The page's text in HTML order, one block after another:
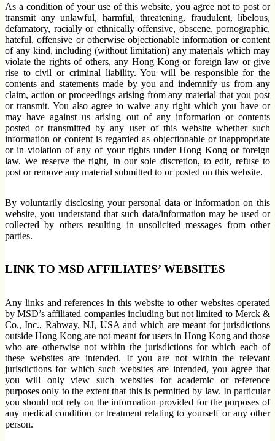
As a condition of your use of this website, you agree not to post or
transmit any unlawful, harmful, threatening, fraudulent, libelous,
defamatory, racially or ethnically offensive, obscene, pornographic,
hateful, offensive or otherwise objectionable information or content
of any kind, including (without limitation) any materials which may
violate the rights of others, any Hong Kong or foreign law or give
rise to civil or criminal liability. You will be responsible for the
contents and statements made by you and indemnify us from any
claim, action or proceedings arising from any material that you post
or transmit. You also agree to waive any right which you have or
may have against us arising out of any information or contents
posted or transmitted by any user of this website whether such
information or content is regarded as objectionable or inappropriate
or in violation of any of your rights under Hong Kong or foreign
law. We reserve the right, in our sole discretion, to edit, refuse to
post or remove any material submitted to or posted on this website.
By voluntarily disclosing your personal data or information on this
website, you understand that such data/information may be used or
collected by others resulting in unsolicited messages from other
parties.
LINK TO MSD AFFILIATES’ WEBSITES
Any links and references in this website to other websites operated
by MSD’s affiliated companies including but not limited to Merck &
Co., Inc., Rahway, NJ, USA and which are meant for jurisdictions
outside Hong Kong are not meant for users in Hong Kong and those
who are otherwise not within the jurisdictions for which each of
these websites are intended. If you are not within the relevant
jurisdictions for which such websites are intended, you agree that
you will only view such websites for academic or reference
purposes only to the extent that this is permitted by law. In particular
you should not rely on the information provided for the purposes of
any medical condition or treatment relating to yourself or any other
person.